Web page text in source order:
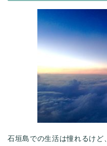
石垣島での生活は憧れるけ